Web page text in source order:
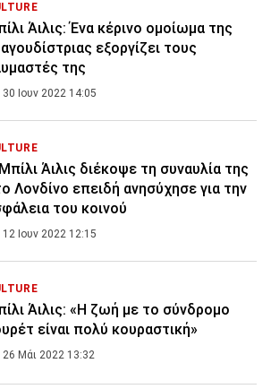
Άιλις: Ένα κέρινο ομοίωμα της
εξοργίζει τους
της
30 Ιουν 2022 14:05
Άιλις διέκοψε τη συναυλία της
Λονδίνο επειδή ανησύχησε για την
του κοινού
12 Ιουν 2022 12:15
Άιλις: «Η ζωή με το σύνδρομο
είναι πολύ κουραστική»
26 Μάι 2022 13:32